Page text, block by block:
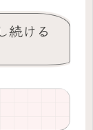
続ける